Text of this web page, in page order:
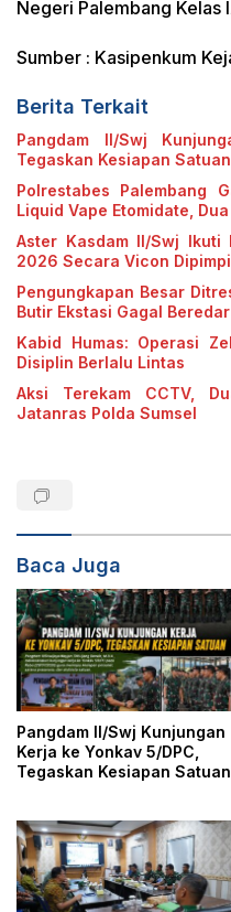
Negeri Palembang Kelas
Sumber : Kasipenkum
Berita Terkait
Pangdam II/Swj
Tegaskan Kesiapan Satuan
Polrestabes Palembang
Liquid Vape Etomidate,
Aster Kasdam II/Swj Ikuti
2026 Secara Vicon
Pengungkapan Besar
Butir Ekstasi Gagal
Kabid Humas: Operasi
Disiplin Berlalu Lintas
Aksi Terekam CCTV,
Jatanras Polda Sumsel
Baca Juga
Pangdam II/Swj Kunjungan
Kerja ke Yonkav 5/DPC,
Tegaskan Kesiapan Satuan